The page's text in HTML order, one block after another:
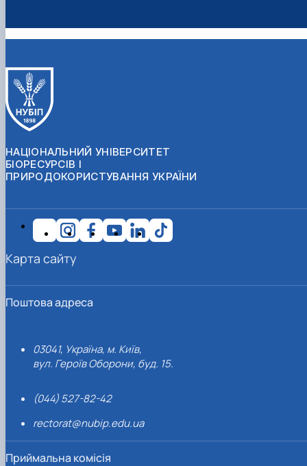
НАЦІОНАЛЬНИЙ УНІВЕРСИТЕТ
БІОРЕСУРСІВ І
ПРИРОДОКОРИСТУВАННЯ УКРАЇНИ
Поштова адреса
03041, Україна, м. Київ,
вул. Героїв Оборони, буд. 15.
(044) 527-82-42
rectorat@nubip.edu.ua
Приймальна комісія
Карта сайту